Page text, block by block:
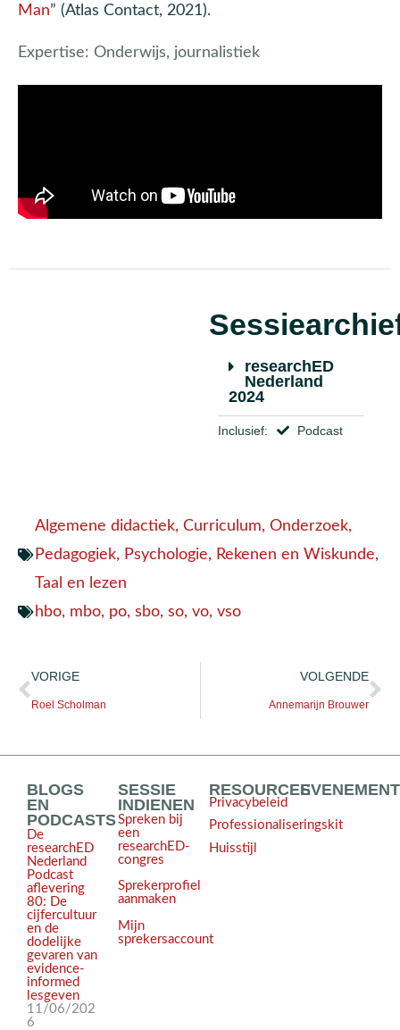
Man” (Atlas Contact, 2021).
Expertise: Onderwijs, journalistiek
researchED
Nederland
2024
Inclusief: Podcast
Algemene didactiek, Curriculum, Onderzoek,
Pedagogiek, Psychologie, Rekenen en Wiskunde,
Taal en lezen
hbo, mbo, po, sbo, so, vo, vso
VORIGE
Roel Scholman
VOLGENDE
Annemarijn Brouwer
BLOGS
EN
PODCASTS
De
researchED
Nederland
Podcast
aflevering
80: De
cijfercultuur
en de
dodelijke
gevaren van
evidence-
informed
lesgeven
11/06/202
6
SESSIE
INDIENEN
Spreken bij
een
researchED-
congres
Sprekerprofiel
aanmaken
Mijn
sprekersaccount
RESOURCES
Privacybeleid
Professionaliseringskit
Huisstijl